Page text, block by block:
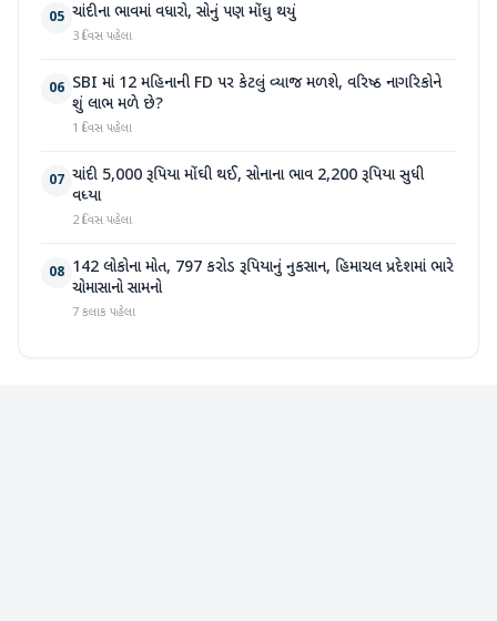
05 ચાંદીના ભાવમાં વધારો, સોનું પણ મોંઘુ થયું
3 દિવસ પહેલા
06 SBI માં 12 મહિનાની FD પર કેટલું વ્યાજ મળશે, વરિષ્ઠ નાગરિકોને
શું લાભ મળે છે?
1 દિવસ પહેલા
07 ચાંદી 5,000 રૂપિયા મોંઘી થઈ, સોનાના ભાવ 2,200 રૂપિયા સુધી
વધ્યા
2 દિવસ પહેલા
08 142 લોકોના મોત, 797 કરોડ રૂપિયાનું નુકસાન, હિમાચલ પ્રદેશમાં ભારે
ચોમાસાનો સામનો
7 કલાક પહેલા